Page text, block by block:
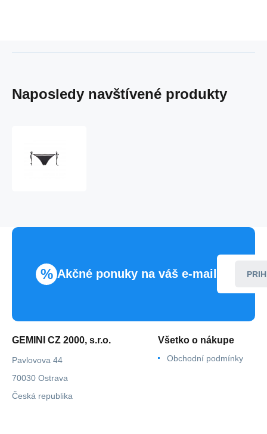
Naposledy navštívené produkty
% Akčné ponuky na váš e-mail
GEMINI CZ 2000, s.r.o.
Pavlovova 44
70030 Ostrava
Česká republika
Všetko o nákupe
Obchodní podmínky